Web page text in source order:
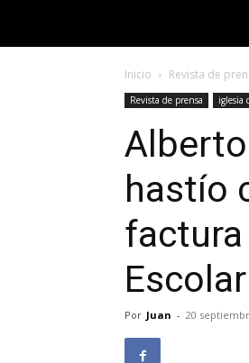
Inicio Revista de
Revista de prensa iglesia
hastío
factura
Escolar
Por Juan - 20